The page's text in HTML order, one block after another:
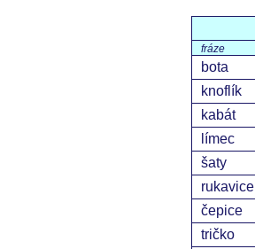
fráze
bota
knoflík
kabát
límec
šaty
rukavice
čepice
tričko